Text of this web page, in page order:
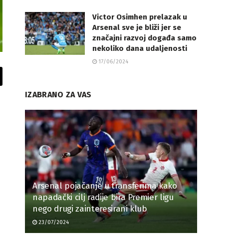
Victor Osimhen prelazak u
Arsenal sve je bliži jer se
značajni razvoj događa samo
nekoliko dana udaljenosti
17/06/2024
IZABRANO ZA VAS
Arsenal pojačanje u transferima kako
napadački cilj radije bira Premier ligu
nego drugi zainteresirani klub
23/07/2024